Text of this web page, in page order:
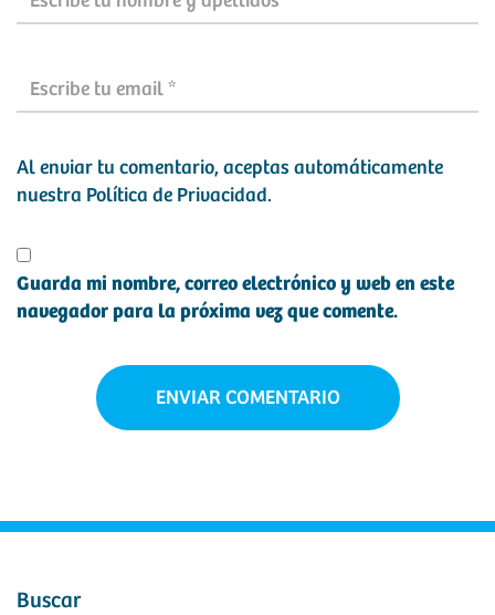
Al enviar tu comentario, aceptas automáticamente
nuestra Política de Privacidad.
Guarda mi nombre, correo electrónico y web en este
navegador para la próxima vez que comente.
Buscar